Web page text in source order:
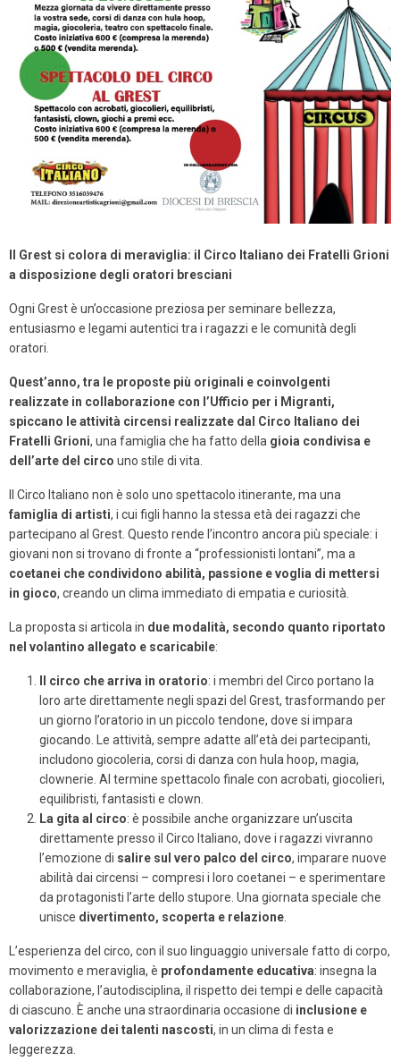
Il Grest si colora di meraviglia: il Circo Italiano dei Fratelli Grioni
a disposizione degli oratori bresciani
Ogni Grest è un’occasione preziosa per seminare bellezza,
entusiasmo e legami autentici tra i ragazzi e le comunità degli
oratori.
Quest’anno, tra le proposte più originali e coinvolgenti
realizzate in collaborazione con l’Ufficio per i Migranti,
spiccano le attività circensi realizzate dal Circo Italiano dei
Fratelli Grioni, una famiglia che ha fatto della gioia condivisa e
dell’arte del circo uno stile di vita.
Il Circo Italiano non è solo uno spettacolo itinerante, ma una
famiglia di artisti, i cui figli hanno la stessa età dei ragazzi che
partecipano al Grest. Questo rende l’incontro ancora più speciale: i
giovani non si trovano di fronte a “professionisti lontani”, ma a
coetanei che condividono abilità, passione e voglia di mettersi
in gioco, creando un clima immediato di empatia e curiosità.
La proposta si articola in due modalità, secondo quanto riportato
nel volantino allegato e scaricabile:
Il circo che arriva in oratorio: i membri del Circo portano la
loro arte direttamente negli spazi del Grest, trasformando per
un giorno l’oratorio in un piccolo tendone, dove si impara
giocando. Le attività, sempre adatte all’età dei partecipanti,
includono giocoleria, corsi di danza con hula hoop, magia,
clownerie. Al termine spettacolo finale con acrobati, giocolieri,
equilibristi, fantasisti e clown.
La gita al circo: è possibile anche organizzare un’uscita
direttamente presso il Circo Italiano, dove i ragazzi vivranno
l’emozione di salire sul vero palco del circo, imparare nuove
abilità dai circensi – compresi i loro coetanei – e sperimentare
da protagonisti l’arte dello stupore. Una giornata speciale che
unisce divertimento, scoperta e relazione.
L’esperienza del circo, con il suo linguaggio universale fatto di corpo,
movimento e meraviglia, è profondamente educativa: insegna la
collaborazione, l’autodisciplina, il rispetto dei tempi e delle capacità
di ciascuno. È anche una straordinaria occasione di inclusione e
valorizzazione dei talenti nascosti, in un clima di festa e
leggerezza.